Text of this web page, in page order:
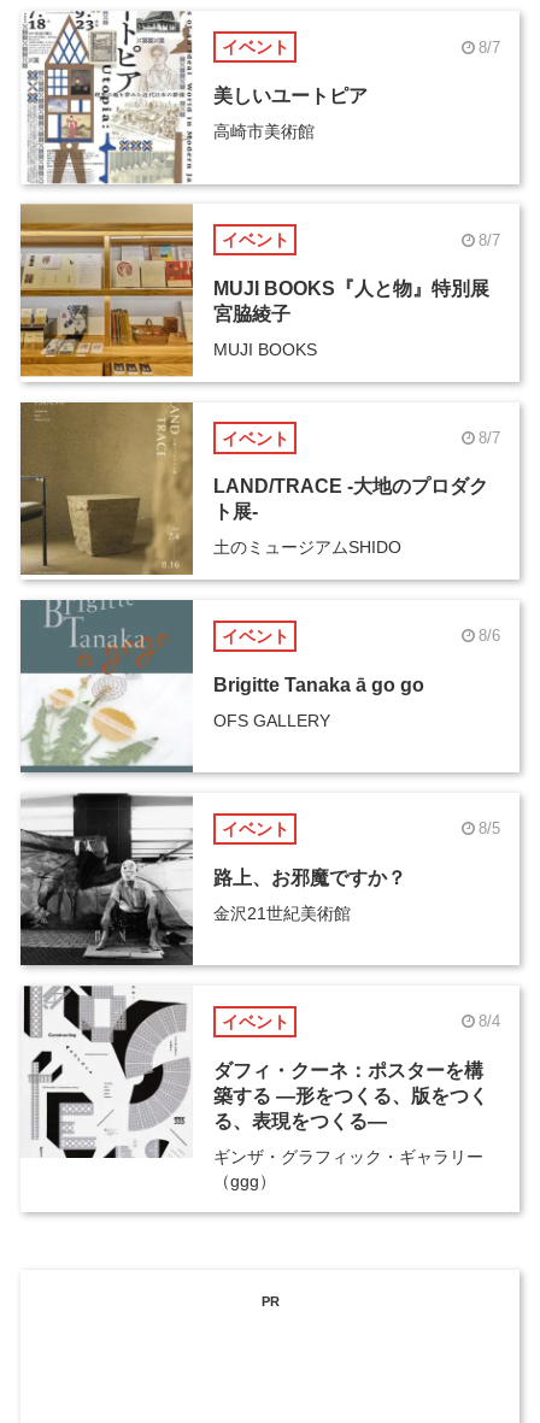
イベント 8/7
美しいユートピア
高崎市美術館
イベント 8/7
MUJI BOOKS『人と物』特別展
宮脇綾子
MUJI BOOKS
イベント 8/7
LAND/TRACE -大地のプロダク
ト展-
土のミュージアムSHIDO
イベント 8/6
Brigitte Tanaka ā go go
OFS GALLERY
イベント 8/5
路上、お邪魔ですか？
金沢21世紀美術館
イベント 8/4
ダフィ・クーネ：ポスターを構
築する ―形をつくる、版をつく
る、表現をつくる―
ギンザ・グラフィック・ギャラリー
（ggg）
PR